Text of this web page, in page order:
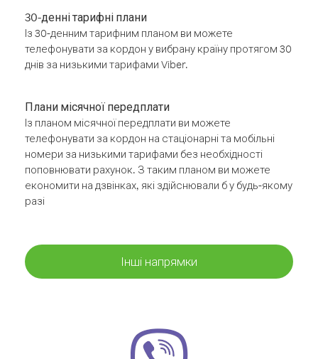
30-денні тарифні плани
Із 30-денним тарифним планом ви можете
телефонувати за кордон у вибрану країну протягом 30
днів за низькими тарифами Viber.
Плани місячної передплати
Із планом місячної передплати ви можете
телефонувати за кордон на стаціонарні та мобільні
номери за низькими тарифами без необхідності
поповнювати рахунок. З таким планом ви можете
економити на дзвінках, які здійснювали б у будь-якому
разі
Інші напрямки